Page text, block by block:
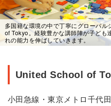
多国籍な環境の中で丁寧にグローバ
of Tokyo。経験豊かな講師陣が子ども
れの能力を伸ばしていきます。
United
School
of
United School of
小田急線・東京メトロ千代